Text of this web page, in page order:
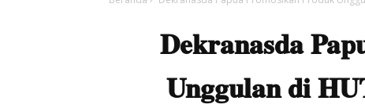
Dekranasda
Unggulan di